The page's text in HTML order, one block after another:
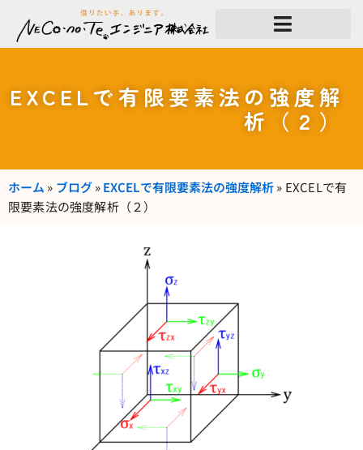
ス
EXCELで有限要素法の強度解
析（２）
ホーム » ブログ »EXCELで有限要素法の強度解析» EXCELで有
限要素法の強度解析（２）